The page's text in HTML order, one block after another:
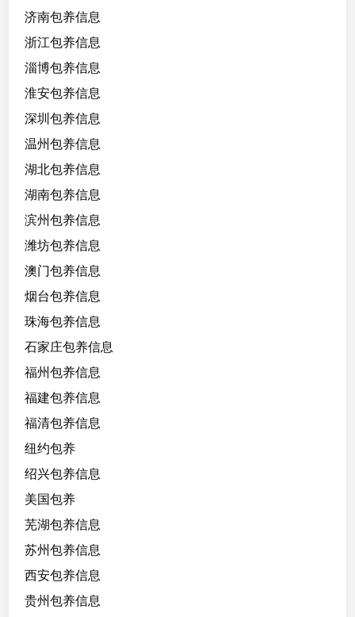
济南包养信息
浙江包养信息
淄博包养信息
淮安包养信息
深圳包养信息
温州包养信息
湖北包养信息
湖南包养信息
滨州包养信息
潍坊包养信息
澳门包养信息
烟台包养信息
珠海包养信息
石家庄包养信息
福州包养信息
福建包养信息
福清包养信息
纽约包养
绍兴包养信息
美国包养
芜湖包养信息
苏州包养信息
西安包养信息
贵州包养信息